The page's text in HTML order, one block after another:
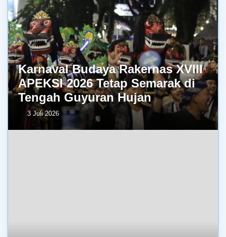
Karnaval Budaya Rakernas XVIII
APEKSI 2026 Tetap Semarak di
Tengah Guyuran Hujan
3 Juli 2026